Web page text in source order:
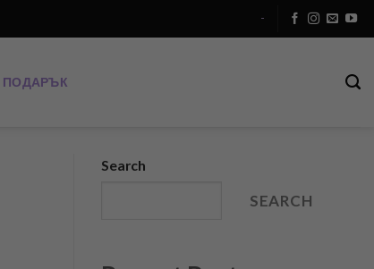
-
ПОДАРЪК
Search
SEARCH